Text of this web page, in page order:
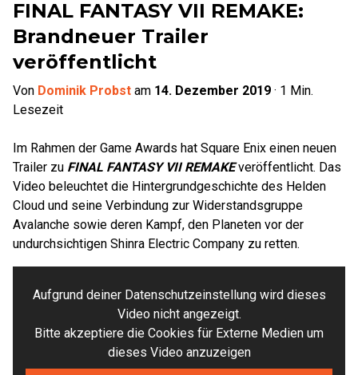
FINAL FANTASY VII REMAKE:
Brandneuer Trailer
veröffentlicht
Von Dominik Probst am 14. Dezember 2019 · 1 Min.
Lesezeit
Im Rahmen der Game Awards hat Square Enix einen neuen
Trailer zu FINAL FANTASY VII REMAKEveröffentlicht. Das
Video beleuchtet die Hintergrundgeschichte des Helden
Cloud und seine Verbindung zur Widerstandsgruppe
Avalanche sowie deren Kampf, den Planeten vor der
undurchsichtigen Shinra Electric Company zu retten.
Aufgrund deiner Datenschutzeinstellung wird dieses
Video nicht angezeigt.
Bitte akzeptiere die Cookies für Externe Medien um
dieses Video anzuzeigen